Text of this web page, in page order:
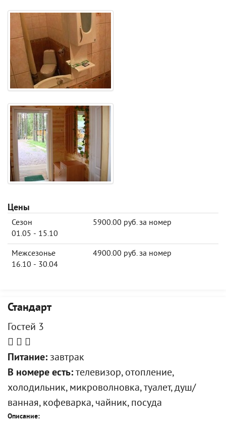
Цены
Сезон
01.05 - 15.10
5900.00 руб. за номер
Межсезонье
16.10 - 30.04
4900.00 руб. за номер
Стандарт
Гостей 3
Питание: завтрак
В номере есть: телевизор, отопление,
холодильник, микроволновка, туалет, душ/
ванная, кофеварка, чайник, посуда
Описание: